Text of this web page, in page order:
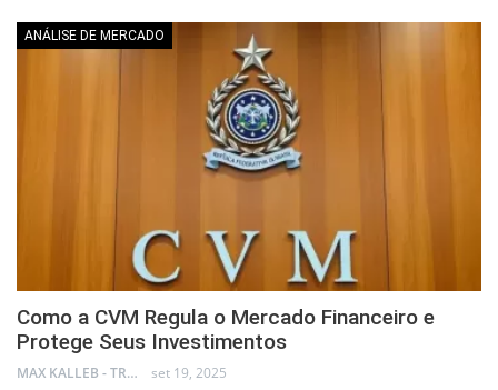
ANÁLISE DE MERCADO
Como a CVM Regula o Mercado Financeiro e
Protege Seus Investimentos
MAX KALLEB - TRADER set 19, 2025